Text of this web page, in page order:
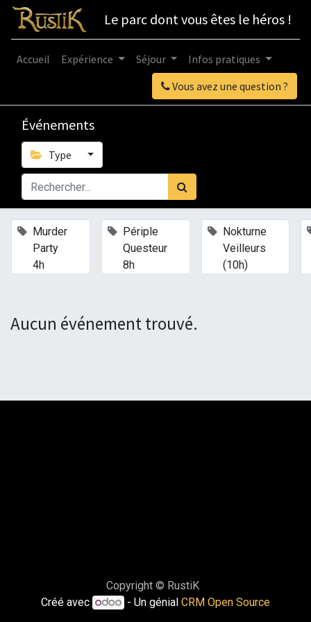
Le parc dont vous êtes le héros !
Vous avez une question ?
Accueil Expérience Séjour Infos pratiques
Événements
Type
Murder
Party
4h
Périple
Questeur
8h
Nokturne
Veilleurs
(10h)
Aucun événement trouvé.
Copyright © RustiK
Créé avec
- Un génialCRM Open Source